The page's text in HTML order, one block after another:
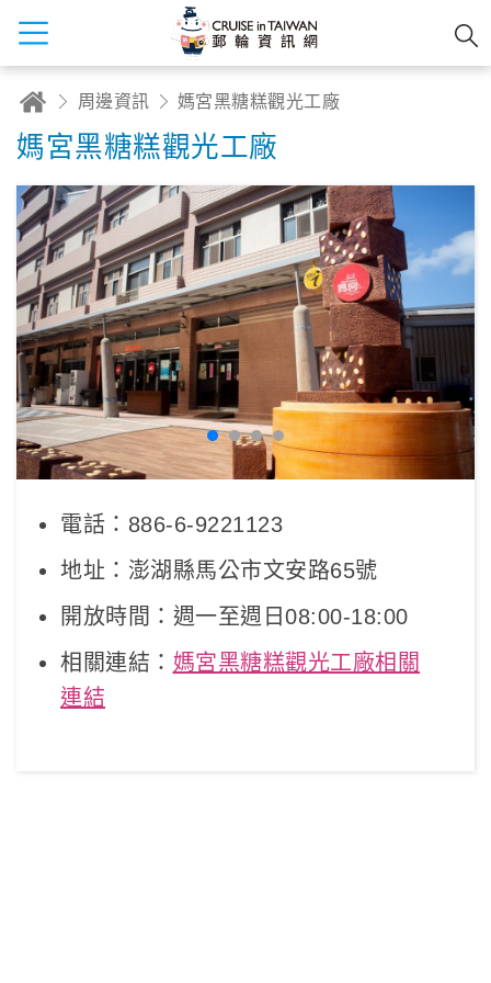
周邊資訊 媽宮黑糖糕觀光工廠
媽宮黑糖糕觀光工廠
電話：886-6-9221123
地址：澎湖縣馬公市文安路65號
開放時間：週一至週日08:00-18:00
相關連結： 媽宮黑糖糕觀光工廠相關
連結